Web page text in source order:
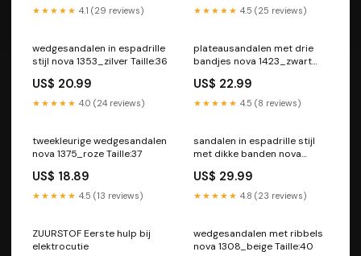
★★★★★ 4.1 (29 reviews) ★★★★★ 4.5 (25 reviews)
wedgesandalen in espadrille
stijl nova 1353_zilver Taille:36
US$ 20.99
★★★★★ 4.0 (24 reviews)
plateausandalen met drie
bandjes nova 1423_zwart
US$ 22.99
★★★★★ 4.5 (8 reviews)
tweekleurige wedgesandalen
nova 1375_roze Taille:37
US$ 18.89
★★★★★ 4.5 (13 reviews)
sandalen in espadrille stijl
met dikke banden nova
US$ 29.99
★★★★★ 4.8 (23 reviews)
ZUURSTOF Eerste hulp bij
elektrocutie
wedgesandalen met ribbels
nova 1308_beige Taille:40